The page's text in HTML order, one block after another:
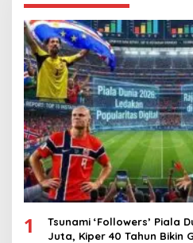
1
Tsunami ‘Followers’ Piala
Juta, Kiper 40 Tahun Bikin